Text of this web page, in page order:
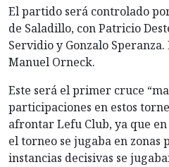
El partido será controlado
de Saladillo, con Patricio
Servidio y Gonzalo
Manuel Orneck.
Este será el primer cruce
participaciones en estos
afrontar Lefu Club, ya que en
el torneo se jugaba en zonas
instancias decisivas se